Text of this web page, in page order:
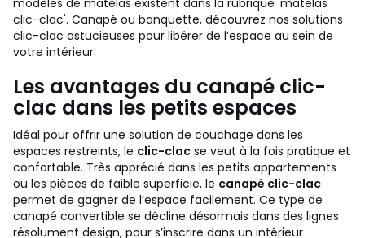
modèles de matelas existent dans la rubrique 'matelas
clic-clac'. Canapé ou banquette, découvrez nos solutions
clic-clac astucieuses pour libérer de l’espace au sein de
votre intérieur.
Les avantages du canapé clic-
clac dans les petits espaces
Idéal pour offrir une solution de couchage dans les
espaces restreints, le clic-clac se veut à la fois pratique et
confortable. Très apprécié dans les petits appartements
ou les pièces de faible superficie, le canapé clic-clac
permet de gagner de l’espace facilement. Ce type de
canapé convertible se décline désormais dans des lignes
résolument design, pour s’inscrire dans un intérieur